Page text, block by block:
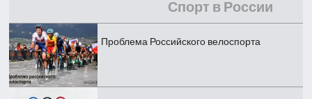
Спорт в России
Проблема Российского велоспорта